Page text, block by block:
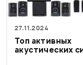
27.11.2024
Топ активных
акустических